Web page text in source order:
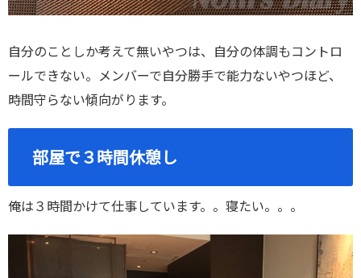
自分のことしか考えて無いやつは、自分の体調もコントロ
ールできない。メンバーで自分勝手で能力ないやつほど、
時間守らない傾向がります。
部屋で３時間休憩し
俺は３時間かけて仕事しています。。寝たい。。。